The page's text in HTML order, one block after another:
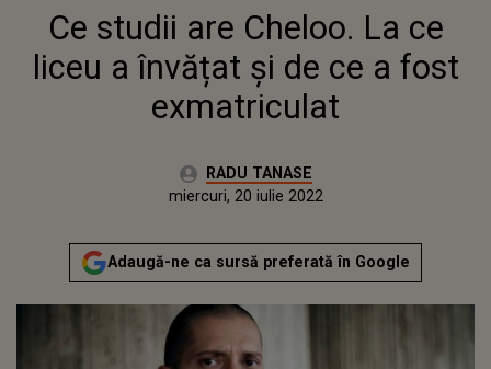
LICEU A ÎNVĂȚAT ȘI DE CE A
FOST EXMATRICULAT
Ce studii are Cheloo. La ce
liceu a învățat și de ce a fost
exmatriculat
Autor:RADU TANASE
Actualizat:
miercuri, 20 iulie 2022
Adaugă-ne ca sursă preferată în Google